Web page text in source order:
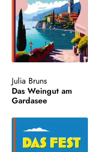
Julia Bruns
Das Weingut am
Gardasee